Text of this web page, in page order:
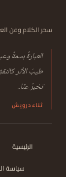
سحر الكلام وفن
العبارةُ بسمةٌ
طيبَ الأثر
تخبرُ عنّا..
ثناء درويش
الرئيسية
سياسة